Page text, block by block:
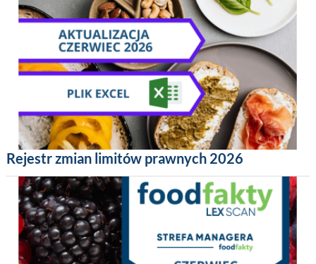
Rejestr zmian limitów prawnych 2026